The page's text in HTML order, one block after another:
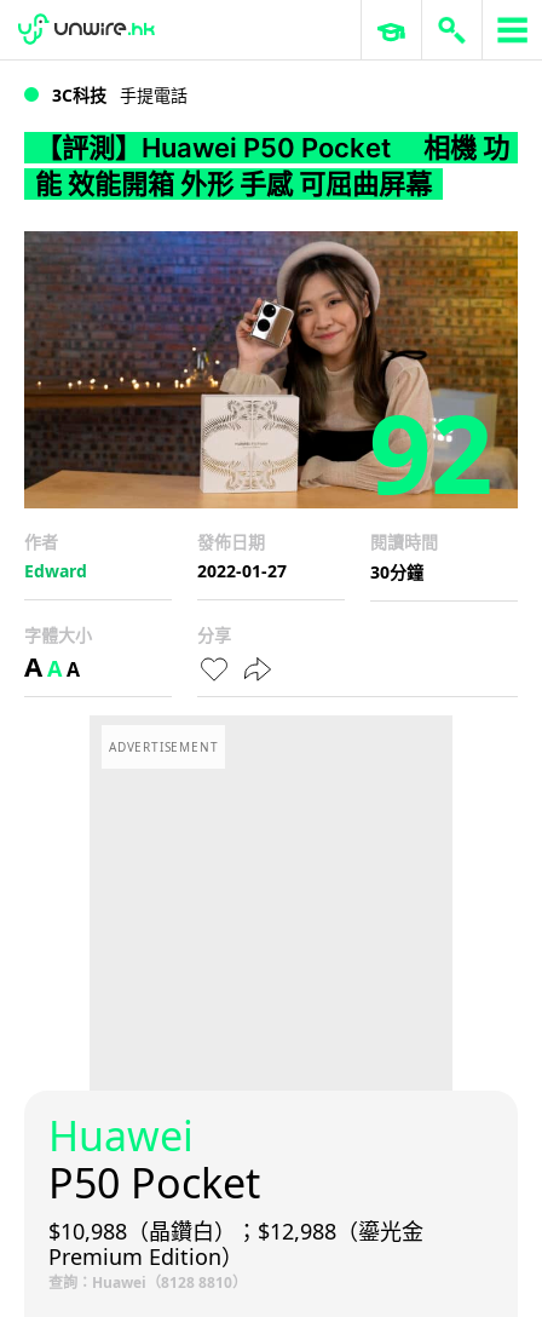
WWDC 2026 ERP 與商業 AI
3C科技 手提電話
【評測】Huawei P50 Pocket 相機 功
能 效能開箱 外形 手感 可屈曲屏幕
92
作者
Edward
發佈日期
2022-01-27
閱讀時間
30分鐘
字體大小
AAA
分享
ADVERTISEMENT
Huawei
P50 Pocket
$10,988（晶鑽白）；$12,988（鎏光金
Premium Edition）
查詢：Huawei（8128 8810）